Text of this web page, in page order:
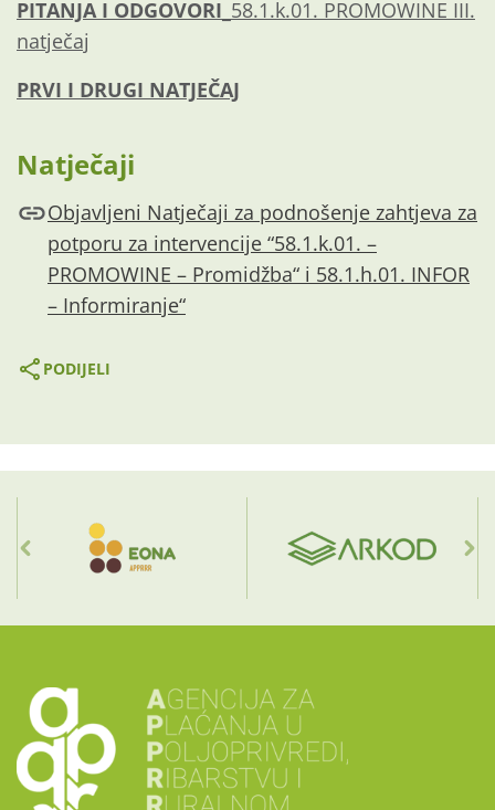
PITANJA I ODGOVORI _58.1.k.01. PROMOWINE III.
natječaj
PRVI I DRUGI NATJEČAJ
Natječaji
Objavljeni Natječaji za podnošenje zahtjeva za
potporu za intervencije “58.1.k.01. –
PROMOWINE – Promidžba“ i 58.1.h.01. INFOR
– Informiranje“
PODIJELI